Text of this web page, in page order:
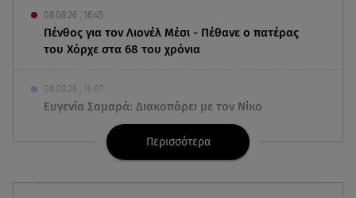
08.08.26 , 16:45
Πένθος για τον Λιονέλ Μέσι - Πέθανε ο πατέρας
του Χόρχε στα 68 του χρόνια
08.08.26 , 16:07
Ευγενία Σαμαρά: Διακοπάρει με τον Νίκο
Μουτσινά - Πού βρίσκονται;
Back to black: η διαχρονική αξία του μαύρου
Περισσότερα